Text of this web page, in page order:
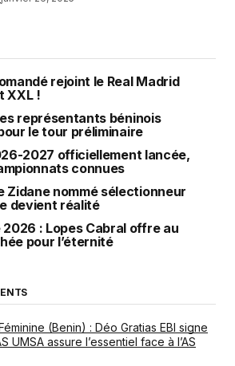
rejoint le Real Madrid
XXL !
représentants béninois
le tour préliminaire
2027 officiellement lancée,
connues
Zidane nommé sélectionneur
devient réalité
2026 : Lopes Cabral offre au
pour l’éternité
(Benin) : Déo Gratias EBI signe
UMSA assure l’essentiel face à l’AS